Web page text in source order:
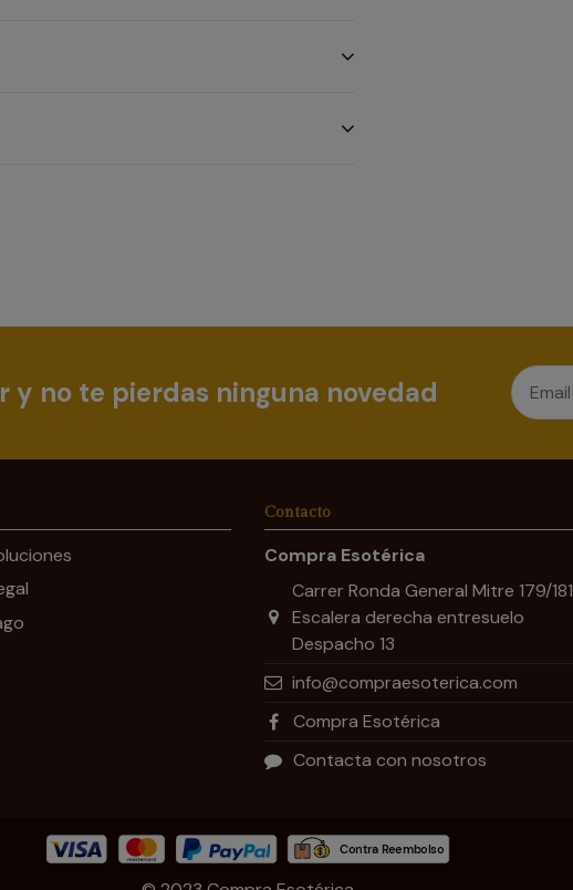
y no te pierdas ninguna novedad
Contacto
Compra Esotérica
Carrer Ronda General Mitre 179/181
Escalera derecha entresuelo
Despacho 13
info@compraesoterica.com
Compra Esotérica
Contacta con nosotros